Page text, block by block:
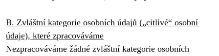
B. Zvláštní kategorie osobních údajů („citlivé“ osobní
údaje), které zpracováváme
Nezpracováváme žádné zvláštní kategorie osobních